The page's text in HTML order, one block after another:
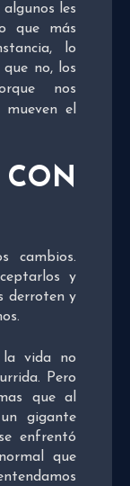
les
que más
lo
no, los
nos
el
cambios.
y
derroten y
la vida no
Pero
que al
gigante
enfrentó
que